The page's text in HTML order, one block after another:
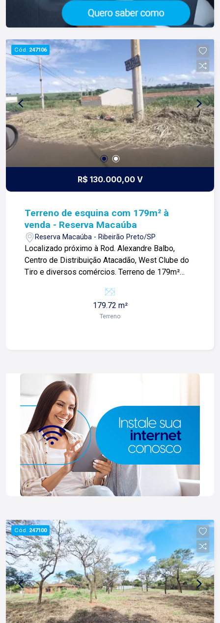
Cód. 247106
R$ 130.000,00 V
Terreno de esquina com 179m² à
venda - Reserva Macaúba
Reserva Macaúba - Ribeirão Preto/SP
Localizado próximo à Rod. Alexandre Balbo,
Centro de Distribuição Atacadão, West Clube do
Tiro e diversos comércios. Terreno de 179m²
visita, entre em contato. Lago Imóveis - Desde
1987 construindo relacionamentos e confiança
179.72 m²
Terreno
Cód. 247100